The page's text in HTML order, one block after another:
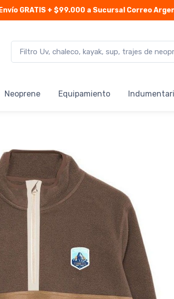
Envío GRATIS + $99.000 a Sucursal Correo
Neoprene Equipamiento